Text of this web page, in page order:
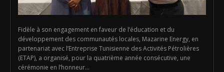
Fidèle à son engagement en faveur de l’éducation et du
développement des communautés locales, Mazarine Energy, en
partenariat avec l’Entreprise Tunisienne des Activités Pétrolières
(ETAP), a organisé, pour la quatrième année consécutive, une
cérémonie en l’honneur...